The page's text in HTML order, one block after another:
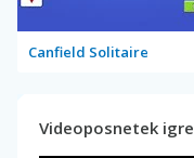
Canfield Solitaire
Videoposnetek igre